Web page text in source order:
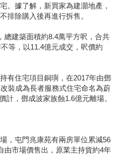
。據了解，新買家為建灝地產，
排除購入後再進行拆售。
總建築面積約8.4萬平方呎，合共
等，以11.4億元成交，呎價約
有住宅項目銅璵，在2017年由鄧
裝成為長者服務式住宅命名為蔚
計，鄧成波家族蝕1.6億元離場。
，屯門兆康苑有兩房單位累減56
由市場價售出，原業主持貨約4年